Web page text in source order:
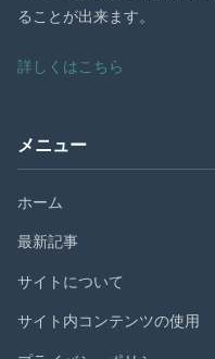
ることが出来ます。
詳しくはこちら
メニュー
ホーム
最新記事
サイトについて
サイト内コンテンツの使用